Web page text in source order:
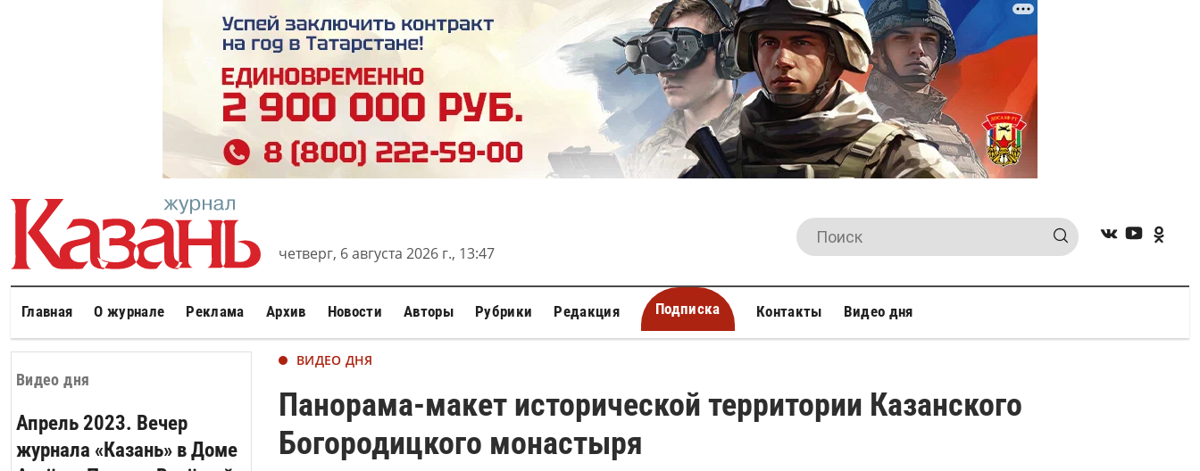
четверг, 6 августа 2026 г., 13:47
Главная О журнале Реклама Архив Новости Авторы Рубрики Редакция Подписка Контакты Видео дня
Видео дня
Апрель 2023. Вечер
журнала «Казань» в Доме
ВИДЕО ДНЯ
Панорама-макет исторической территории Казанского
Богородицкого монастыря